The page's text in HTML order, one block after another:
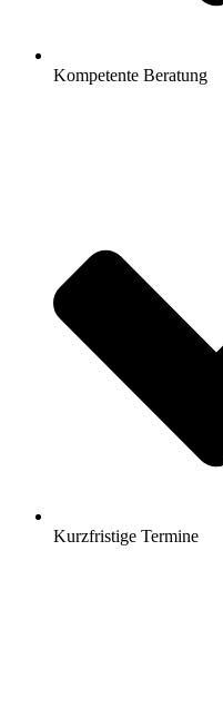
Kompetente Beratung
Kurzfristige Termine